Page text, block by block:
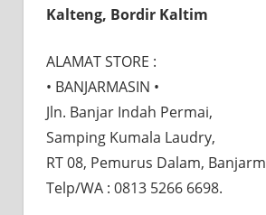
Kalteng, Bordir Kaltim
ALAMAT STORE :⠀⠀
• BANJARMASIN •⠀⠀
Jln. Banjar Indah Permai,⠀⠀
Samping Kumala Laudry,⠀⠀
RT 08, Pemurus Dalam,
Telp/WA : 0813 5266 6698.⠀⠀